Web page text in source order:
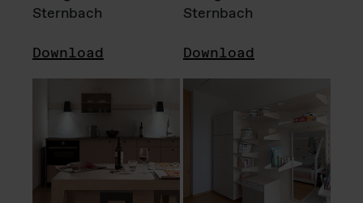
Sternbach
Download
Sternbach
Download